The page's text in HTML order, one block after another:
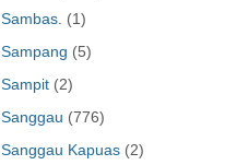
Sambas. (1)
Sampang (5)
Sampit (2)
Sanggau (776)
Sanggau Kapuas (2)